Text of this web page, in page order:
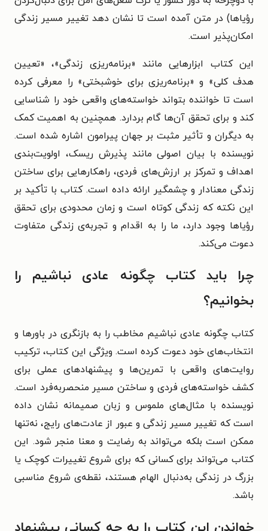
رؤیاها) در متن آمده است تا نشان دهد تغییر مسیر زندگی
امکان‌پذیر است.
این کتاب ابزارهایی مانند «برنامه‌ریزی زندگی»، «تعیین
هدف کلی» و «برنامه‌ریزی برای خوشبختی» را معرفی کرده
است تا خواننده بتواند خواسته‌های واقعی خود را شناسایی
کند و برای تحقق آن‌ها گام بردارد. همچنین به اهمیت کمک
به دیگران و تأثیر مثبت بر جهان پیرامون اشاره شده است.
نویسنده با بیان اصولی مانند پذیرش ریسک، اولویت‌بندی
اهداف و تمرکز بر ارزش‌های فردی، راهکارهایی برای ساختن
زندگی معنادار و چشمگیر ارائه داده است. کتاب با تأکید بر
این نکته که زندگی کوتاه است و زمان محدودی برای تحقق
رؤیاها وجود دارد، ما را به اقدام و تجربه‌ی زندگی متفاوت
دعوت می‌کند.
چرا باید کتاب چگونه عادی نباشیم را
بخوانیم؟
کتاب چگونه عادی نباشیم مخاطب را به بازنگری در باورها و
انتخاب‌های خود دعوت کرده است. ویژگی این کتاب، ترکیب
روایت‌های واقعی با تمرین‌ها و پیشنهادهای عملی برای
کشف خواسته‌های فردی و ساختن مسیر منحصر‌به‌فرد است.
نویسنده با مثال‌های ملموس و زبان صمیمانه نشان داده
است که تغییر مسیر زندگی و عبور از عادت‌های رایج، نه‌تنها
ممکن است بلکه می‌تواند به رضایت و معنا منجر شود. این
کتاب می‌تواند برای کسانی که برای شروع تغییرات کوچک یا
بزرگ در زندگی به‌دنبال الهام هستند، نقطه‌ی شروع مناسبی
باشد.